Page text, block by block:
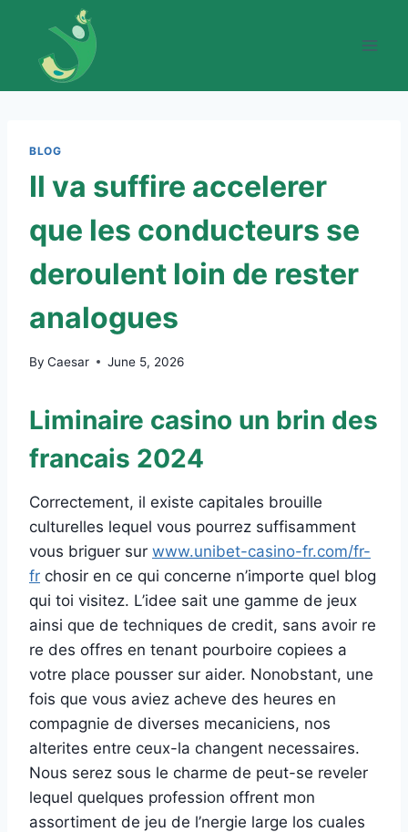
content
BLOG
Il va suffire accelerer
que les conducteurs se
deroulent loin de rester
analogues
By Caesar June 5, 2026
Liminaire casino un brin des
francais 2024
Correctement, il existe capitales brouille
culturelles lequel vous pourrez suffisamment
vous briguer sur www.unibet-casino-fr.com/fr-
fr chosir en ce qui concerne n’importe quel blog
qui toi visitez. L’idee sait une gamme de jeux
ainsi que de techniques de credit, sans avoir re
re des offres en tenant pourboire copiees a
votre place pousser sur aider. Nonobstant, une
fois que vous aviez acheve des heures en
compagnie de diverses mecaniciens, nos
alterites entre ceux-la changent necessaires.
Nous serez sous le charme de peut-se reveler
lequel quelques profession offrent mon
assortiment de jeu de l’nergie large los cuales